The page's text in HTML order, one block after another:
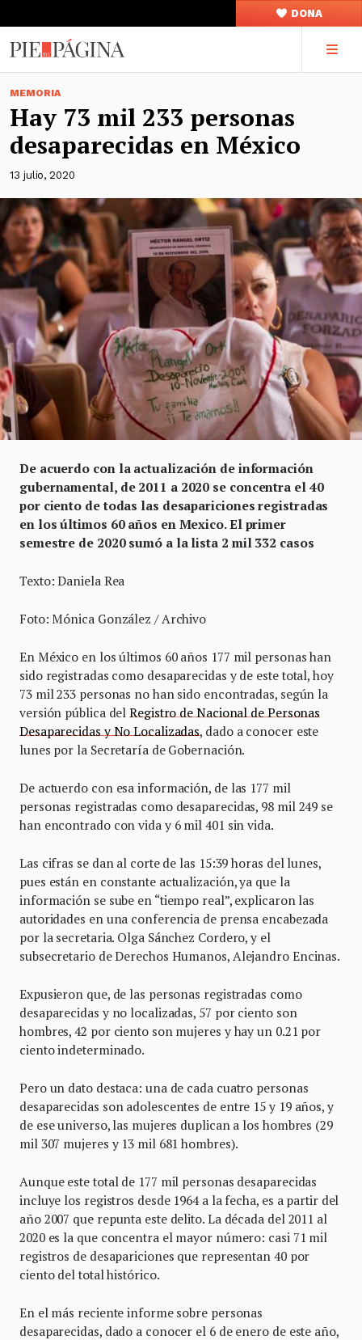
DONA
MEMORIA
Hay 73 mil 233 personas
desaparecidas en México
13 julio, 2020
De acuerdo con la actualización de información
gubernamental, de 2011 a 2020 se concentra el 40
por ciento de todas las desapariciones registradas
en los últimos 60 años en Mexico. El primer
semestre de 2020 sumó a la lista 2 mil 332 casos
Texto: Daniela Rea
Foto: Mónica González / Archivo
En México en los últimos 60 años 177 mil personas han
sido registradas como desaparecidas y de este total, hoy
73 mil 233 personas no han sido encontradas, según la
versión pública delRegistro de Nacional de Personas
Desaparecidas y No Localizadas, dado a conocer este
lunes por la Secretaría de Gobernación.
De actuerdo con esa información, de las 177 mil
personas registradas como desaparecidas, 98 mil 249 se
han encontrado con vida y 6 mil 401 sin vida.
Las cifras se dan al corte de las 15:39 horas del lunes,
pues están en constante actualización, ya que la
información se sube en “tiempo real”, explicaron las
autoridades en una conferencia de prensa encabezada
por la secretaria. Olga Sánchez Cordero, y el
subsecretario de Derechos Humanos, Alejandro Encinas.
Expusieron que, de las personas registradas como
desaparecidas y no localizadas, 57 por ciento son
hombres, 42 por ciento son mujeres y hay un 0.21 por
ciento indeterminado.
Pero un dato destaca: una de cada cuatro personas
desaparecidas son adolescentes de entre 15 y 19 años, y
de ese universo, las mujeres duplican a los hombres (29
mil 307 mujeres y 13 mil 681 hombres).
Aunque este total de 177 mil personas desaparecidas
incluye los registros desde 1964 a la fecha, es a partir del
año 2007 que repunta este delito. La década del 2011 al
2020 es la que concentra el mayor número: casi 71 mil
registros de desapariciones que representan 40 por
ciento del total histórico.
En el más reciente informe sobre personas
desaparecidas, dado a conocer el 6 de enero de este año,